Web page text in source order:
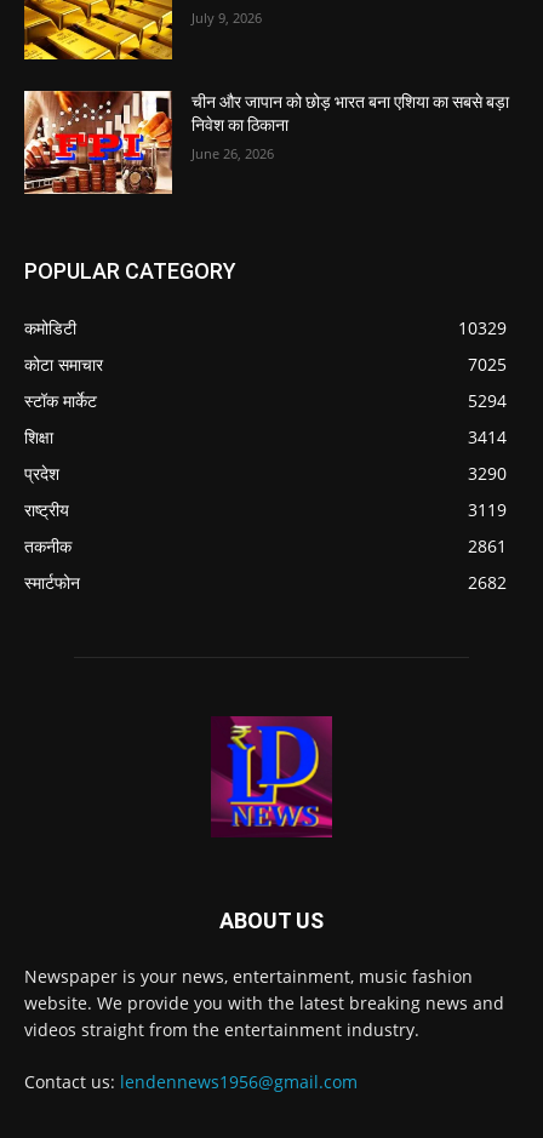
July 9, 2026
चीन और जापान को छोड़ भारत बना एशिया का सबसे बड़ा
निवेश का ठिकाना
June 26, 2026
POPULAR CATEGORY
कमोडिटी
10329
कोटा समाचार
7025
स्टॉक मार्केट
5294
शिक्षा
3414
प्रदेश
3290
राष्ट्रीय
3119
तकनीक
2861
स्मार्टफोन
2682
ABOUT US
Newspaper is your news, entertainment, music fashion
website. We provide you with the latest breaking news and
videos straight from the entertainment industry.
Contact us: lendennews1956@gmail.com